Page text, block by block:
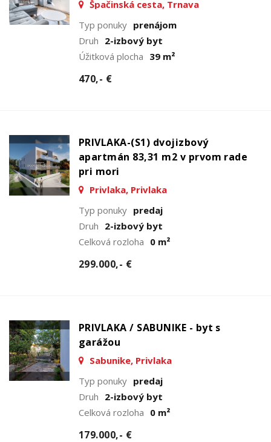
Špačinská cesta, Trnava
Typ ponuky prenájom
Druh 2-izbový byt
Úžitková plocha 39 m²
470,- €
PRIVLAKA-(S1) dvojizbový
apartmán 83,31 m2 v prvom rade
pri mori
Privlaka, Privlaka
Typ ponuky predaj
Druh 2-izbový byt
Celková rozloha 0 m²
299.000,- €
PRIVLAKA / SABUNIKE - byt s
garážou
Sabunike, Privlaka
Typ ponuky predaj
Druh 2-izbový byt
Celková rozloha 0 m²
179.000,- €